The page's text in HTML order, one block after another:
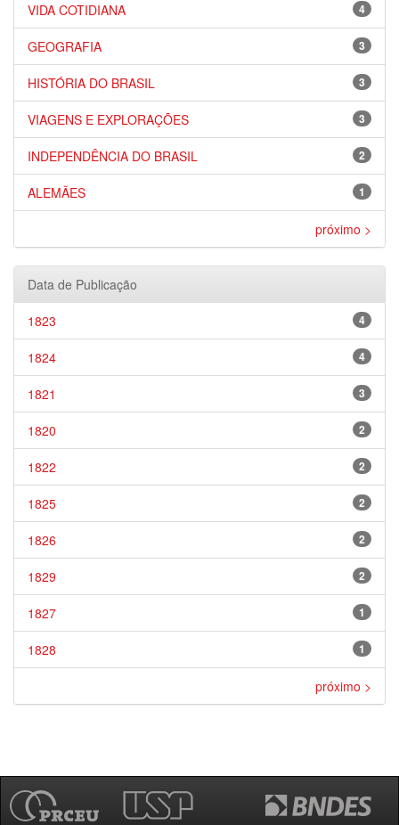
4
VIDA COTIDIANA
3
GEOGRAFIA
3
HISTÓRIA DO BRASIL
3
VIAGENS E EXPLORAÇÕES
2
INDEPENDÊNCIA DO BRASIL
1
ALEMÃES
próximo >
Data de Publicação
4
1823
4
1824
3
1821
2
1820
2
1822
2
1825
2
1826
2
1829
1
1827
1
1828
próximo >